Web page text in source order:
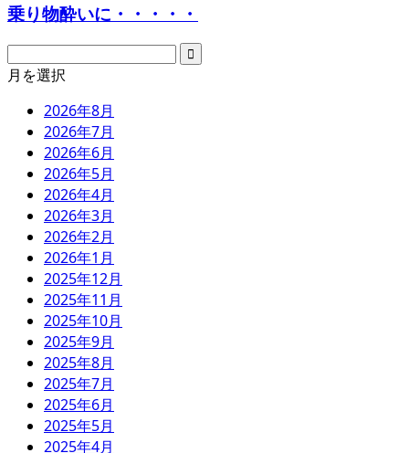
乗り物酔いに・・・・・
月を選択
2026年8月
2026年7月
2026年6月
2026年5月
2026年4月
2026年3月
2026年2月
2026年1月
2025年12月
2025年11月
2025年10月
2025年9月
2025年8月
2025年7月
2025年6月
2025年5月
2025年4月